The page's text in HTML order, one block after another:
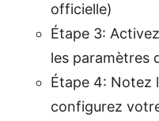
officielle)
Étape 3:
les paramètres
Étape 4: Notez
configurez